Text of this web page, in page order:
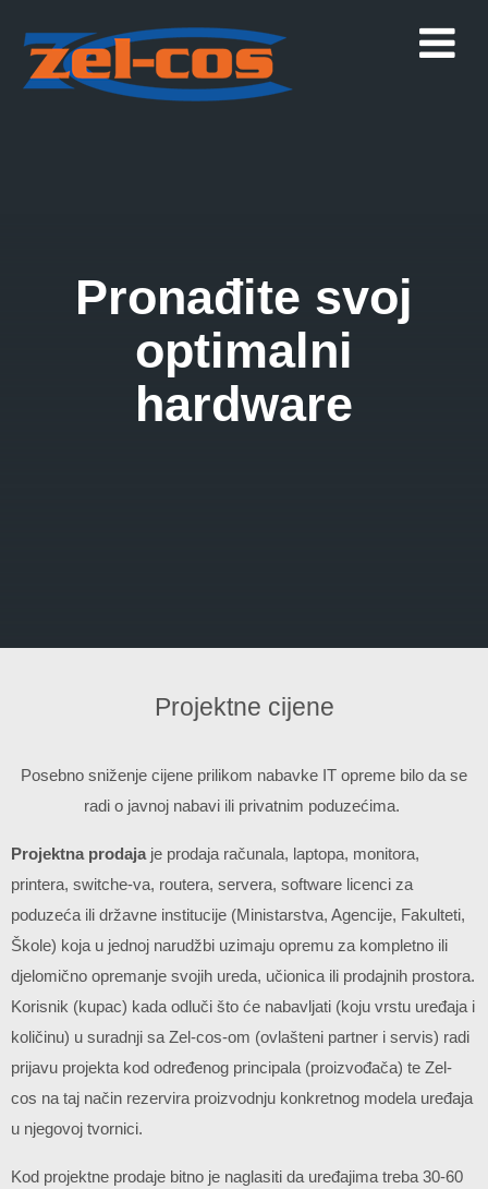
Pronađite svoj
optimalni
hardware
Projektne cijene
Posebno sniženje cijene prilikom nabavke IT opreme bilo da se
radi o javnoj nabavi ili privatnim poduzećima.
Projektna prodaja je prodaja računala, laptopa, monitora,
printera, switche-va, routera, servera, software licenci za
poduzeća ili državne institucije (Ministarstva, Agencije, Fakulteti,
Škole) koja u jednoj narudžbi uzimaju opremu za kompletno ili
djelomično opremanje svojih ureda, učionica ili prodajnih prostora.
Korisnik (kupac) kada odluči što će nabavljati (koju vrstu uređaja i
količinu) u suradnji sa Zel-cos-om (ovlašteni partner i servis) radi
prijavu projekta kod određenog principala (proizvođača) te Zel-
cos na taj način rezervira proizvodnju konkretnog modela uređaja
u njegovoj tvornici.
Kod projektne prodaje bitno je naglasiti da uređajima treba 30-60